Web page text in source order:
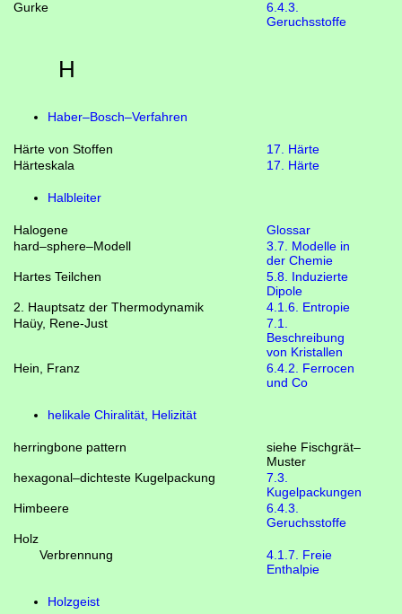
Gurke
6.4.3.
Geruchsstoffe
H
Haber–Bosch–Verfahren
Härte von Stoffen
17. Härte
Härteskala
17. Härte
Halbleiter
Halogene
Glossar
hard–sphere–Modell
3.7. Modelle in
der Chemie
Hartes Teilchen
5.8. Induzierte
Dipole
2. Hauptsatz der Thermodynamik
4.1.6. Entropie
Haüy, Rene-Just
7.1.
Beschreibung
von Kristallen
Hein, Franz
6.4.2. Ferrocen
und Co
helikale Chiralität, Helizität
herringbone pattern
siehe Fischgrät–
Muster
hexagonal–dichteste Kugelpackung
7.3.
Kugelpackungen
Himbeere
6.4.3.
Geruchsstoffe
Holz
Verbrennung
4.1.7. Freie
Enthalpie
Holzgeist